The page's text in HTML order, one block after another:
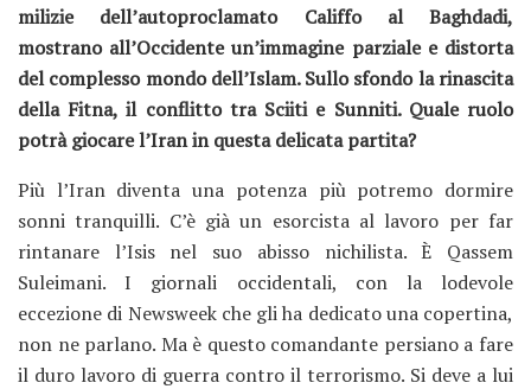
milizie dell’autoproclamato Califfo al Baghdadi,
mostrano all’Occidente un’immagine parziale e distorta
del complesso mondo dell’Islam. Sullo sfondo la rinascita
della Fitna, il conflitto tra Sciiti e Sunniti. Quale ruolo
potrà giocare l’Iran in questa delicata partita?
Più l’Iran diventa una potenza più potremo dormire
sonni tranquilli. C’è già un esorcista al lavoro per far
rintanare l’Isis nel suo abisso nichilista. È Qassem
Suleimani. I giornali occidentali, con la lodevole
eccezione di Newsweek che gli ha dedicato una copertina,
non ne parlano. Ma è questo comandante persiano a fare
il duro lavoro di guerra contro il terrorismo. Si deve a lui